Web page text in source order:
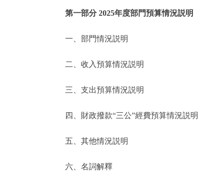
便民服務
仲介服務
第一部分 2025年度部門預算情況説明
一、部門情況説明
二、收入預算情況説明
三、支出預算情況説明
四、財政撥款“三公”經費預算情況説明
五、其他情況説明
六、名詞解釋